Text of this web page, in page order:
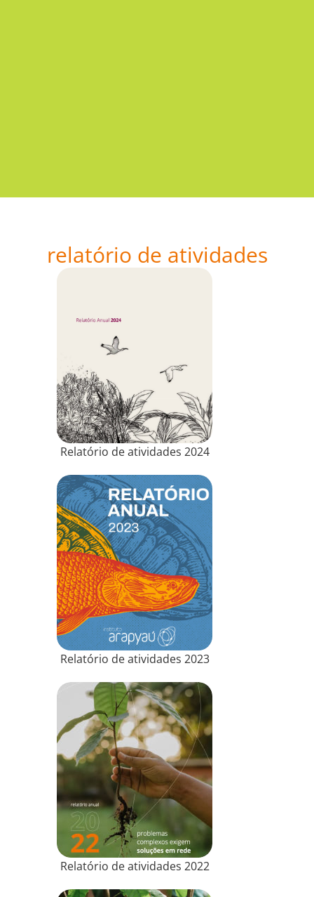
relatório de atividades
Relatório de atividades 2024
Relatório de atividades 2023
Relatório de atividades 2022